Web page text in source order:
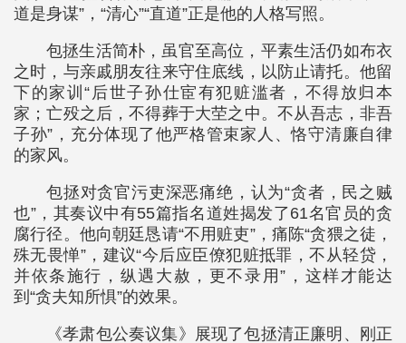
道是身谋”，“清心”“直道”正是他的人格写照。
包拯生活简朴，虽官至高位，平素生活仍如布衣
之时，与亲戚朋友往来守住底线，以防止请托。他留
下的家训“后世子孙仕宦有犯赃滥者，不得放归本
家；亡殁之后，不得葬于大茔之中。不从吾志，非吾
子孙”，充分体现了他严格管束家人、恪守清廉自律
的家风。
包拯对贪官污吏深恶痛绝，认为“贪者，民之贼
也”，其奏议中有55篇指名道姓揭发了61名官员的贪
腐行径。他向朝廷恳请“不用赃吏”，痛陈“贪猥之徒，
殊无畏惮”，建议“今后应臣僚犯赃抵罪，不从轻贷，
并依条施行，纵遇大赦，更不录用”，这样才能达
到“贪夫知所惧”的效果。
《孝肃包公奏议集》展现了包拯清正廉明、刚正